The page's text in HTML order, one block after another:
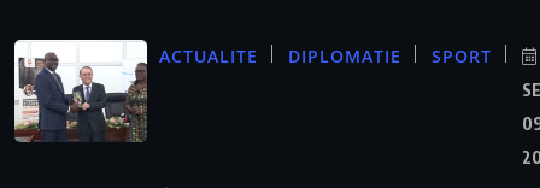
ACTUALITE DIPLOMATIE SPORT